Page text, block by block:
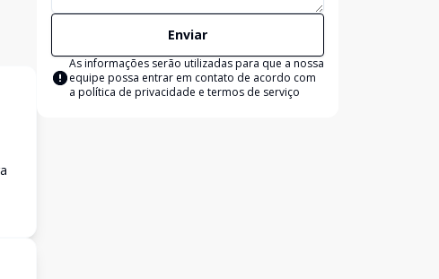
Enviar
As informações serão utilizadas para que a nossa
equipe possa entrar em contato de acordo com
a política de privacidade e termos de serviço